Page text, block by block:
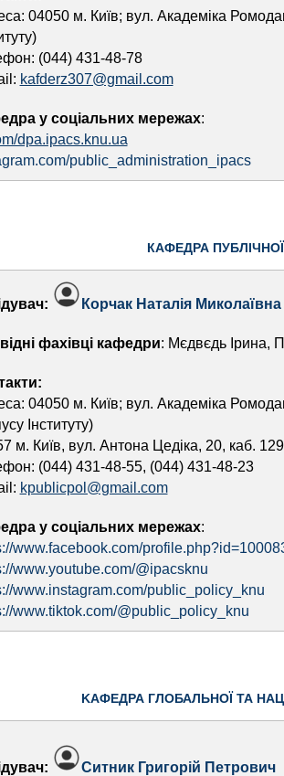
04050 м. Київ; вул. Академіка
(044) 431-48-78
kafderz307@gmail.com
у соціальних мережах:
dpa.ipacs.knu.ua
public_administration_ipacs
КАФЕДРА
Корчак Наталія Миколаївна
фахівці кафедри: Мєдвєдь Ірина,
04050 м. Київ; вул. Академіка
Інституту)
м. Київ, вул. Антона Цедіка, 20, каб.
(044) 431-48-55, (044) 431-48-23
kpublicpol@gmail.com
у соціальних мережах:
www.facebook.com/
www.youtube.com/@ipacsknu
www.instagram.com/public_policy_knu
www.tiktok.com/@public_policy_knu
KАФЕДРА ГЛОБАЛЬНОЇ ТА
Ситник Григорій Петрович